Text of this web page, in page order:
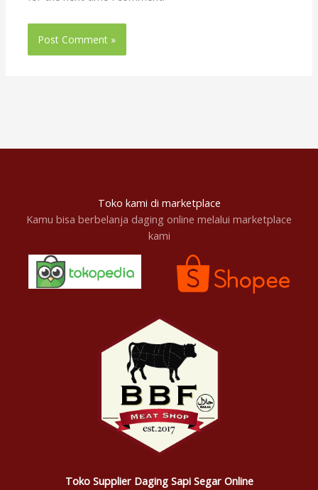
Toko kami di marketplace
Kamu bisa berbelanja daging online melalui marketplace
kami
Toko Supplier Daging Sapi Segar Online